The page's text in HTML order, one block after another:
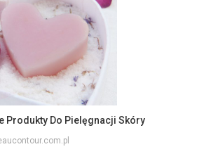
Produkty Do Pielęgnacji Skóry